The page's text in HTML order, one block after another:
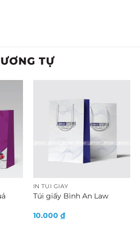
TỰ
IN TÚI GIẤY
Túi giấy Bình An Law
10.000 ₫